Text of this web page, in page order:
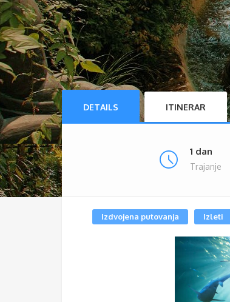
DETAILS ITINERAR
1 dan
Trajanje
Izdvojena putovanja Izleti